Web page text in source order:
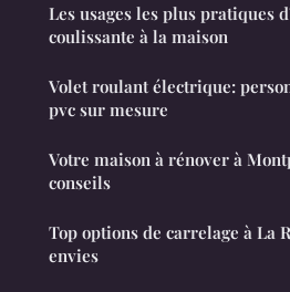
Les usages les plus pratiques
coulissante à la maison
Volet roulant électrique:
pvc sur mesure
Votre maison à rénover à
conseils
Top options de carrelage à La
envies